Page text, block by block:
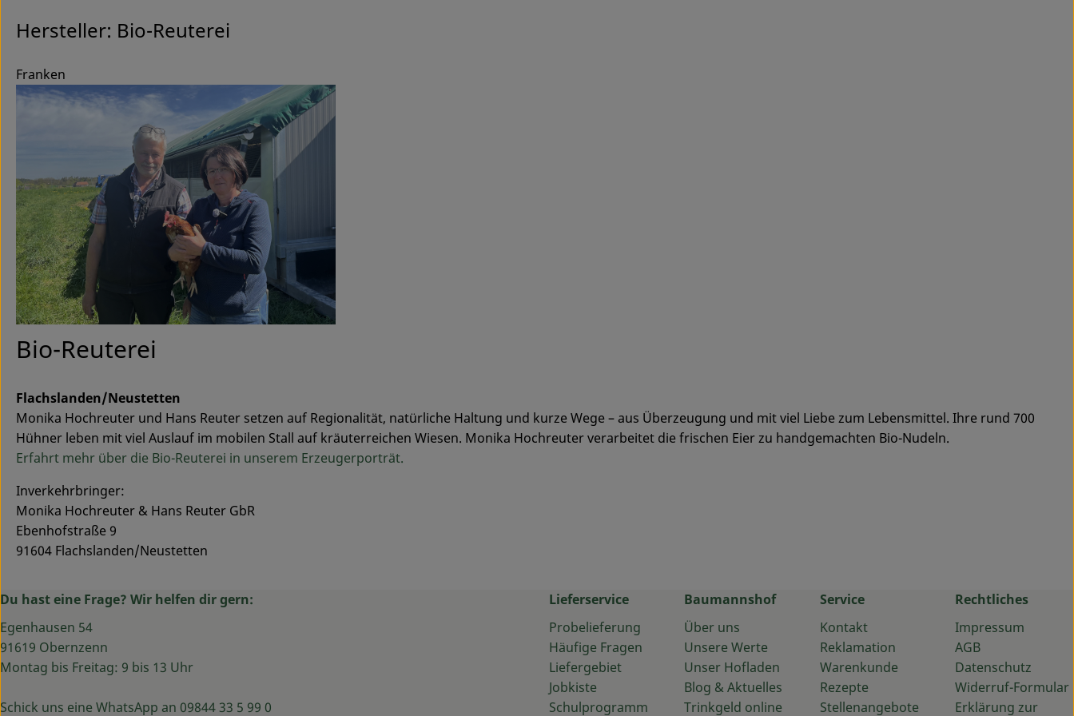
Hersteller: Bio-Reuterei
Franken
Bio-Reuterei
Flachslanden/Neustetten
Monika Hochreuter und Hans Reuter setzen auf Regionalität, natürliche Haltung und kurze Wege – aus Überzeugung und mit viel Liebe zum Lebensmittel. Ihre rund 700
Hühner leben mit viel Auslauf im mobilen Stall auf kräuterreichen Wiesen. Monika Hochreuter verarbeitet die frischen Eier zu handgemachten Bio-Nudeln.
Erfahrt mehr über die Bio-Reuterei in unserem Erzeugerporträt.
Inverkehrbringer:
Monika Hochreuter & Hans Reuter GbR
Ebenhofstraße 9
91604 Flachslanden/Neustetten
Du hast eine Frage? Wir helfen dir gern:
Egenhausen 54
91619 Obernzenn
Montag bis Freitag: 9 bis 13 Uhr
Schick uns eine WhatsApp an 09844 33 5 99 0
Lieferservice
Probelieferung
Häufige Fragen
Liefergebiet
Jobkiste
Schulprogramm
Baumannshof
Über uns
Unsere Werte
Unser Hofladen
Blog & Aktuelles
Trinkgeld online
Service
Kontakt
Reklamation
Warenkunde
Rezepte
Stellenangebote
Rechtliches
Impressum
AGB
Datenschutz
Widerruf-Formular
Erklärung zur